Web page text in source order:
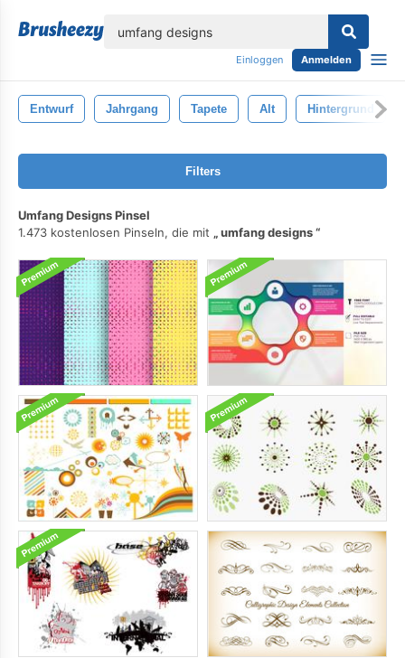
Einloggen Anmelden
Entwurf Jahrgang Tapete Alt Hintergrund
Filters
Umfang Designs Pinsel
1.473 kostenlosen Pinseln, die mit
umfang designs